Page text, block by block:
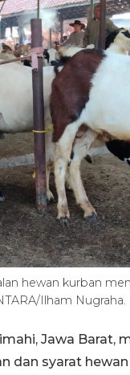
hewan kurban
Ilham Nugraha.
Jawa Barat,
dan syarat